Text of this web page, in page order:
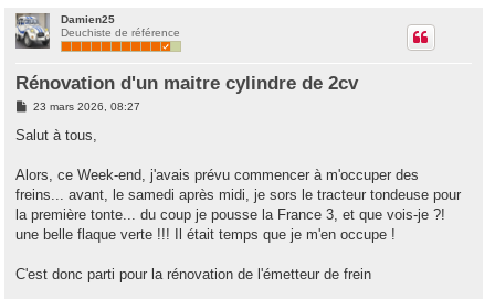
Damien25
Deuchiste de référence
Rénovation d'un maitre cylindre de 2cv
M
s
g
23 mars 2026, 08:27
Salut à tous,
Alors, ce Week-end, j'avais prévu commencer à m'occuper des
freins... avant, le samedi après midi, je sors le tracteur tondeuse pour
la première tonte... du coup je pousse la France 3, et que vois-je ?!
une belle flaque verte !!! Il était temps que je m'en occupe !
C'est donc parti pour la rénovation de l'émetteur de frein